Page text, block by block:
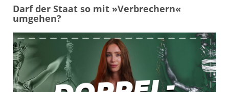
Darf der Staat so mit »Verbrechern«
umgehen?